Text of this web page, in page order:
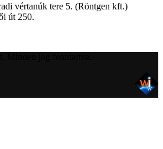
vértanúk tere 5. (Röntgen kft.)
út 250.